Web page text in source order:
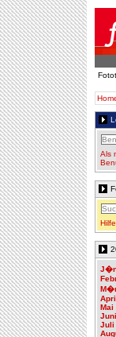
Als
Mai
Juni
Juli